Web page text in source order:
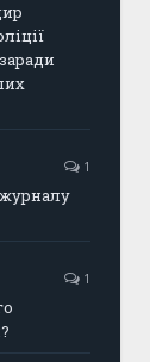
1
1